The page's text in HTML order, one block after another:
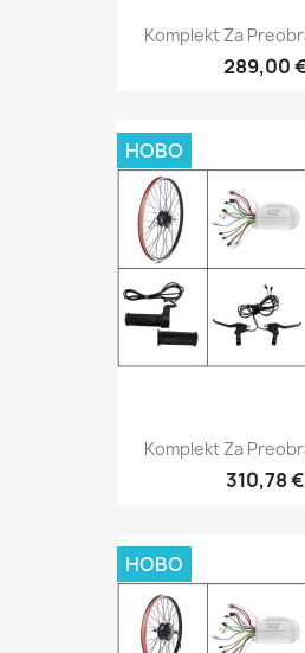
Komplekt Za
289,00
Komplekt Za
310,78 €
НОВО
НОВО